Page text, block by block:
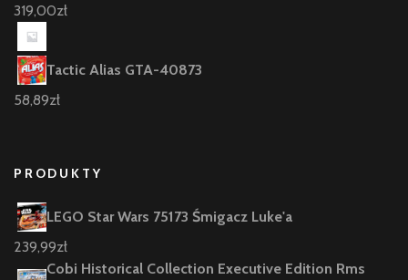
319,00zł
Tactic Alias GTA-40873
58,89zł
PRODUKTY
LEGO Star Wars 75173 Śmigacz Luke'a
239,99zł
Cobi Historical Collection Executive Edition Rms